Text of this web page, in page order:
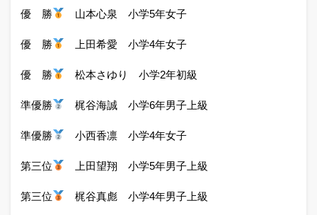
優 勝 山本心泉 小学5年女子
優 勝 上田希愛 小学4年女子
優 勝 松本さゆり 小学2年初級
準優勝 梶谷海誠 小学6年男子上級
準優勝 小西香凛 小学4年女子
第三位 上田望翔 小学5年男子上級
第三位 梶谷真彪 小学4年男子上級